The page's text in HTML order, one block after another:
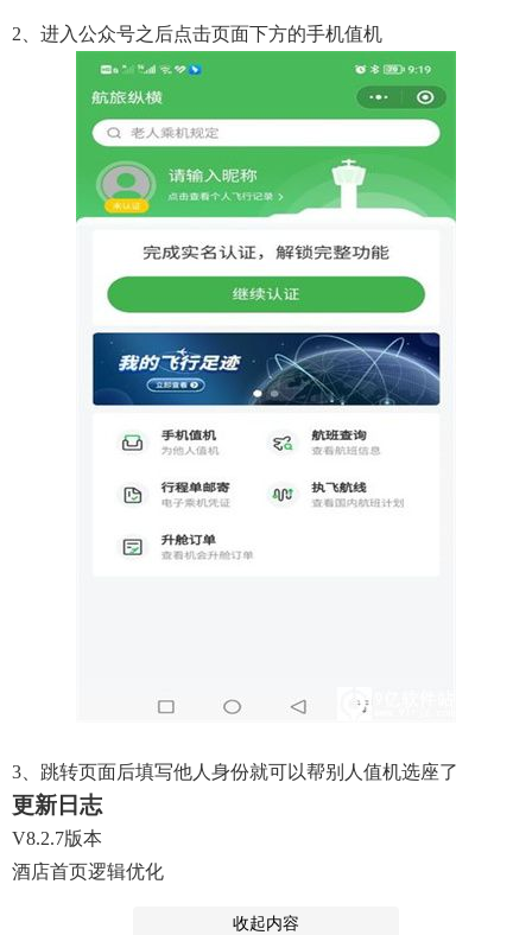
2、进入公众号之后点击页面下方的手机值机
3、跳转页面后填写他人身份就可以帮别人值机选座了
更新日志
V8.2.7版本
酒店首页逻辑优化
收起内容